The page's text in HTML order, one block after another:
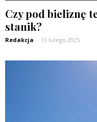
Czy pod bieliznę
stanik?
Redakcja - 13 lutego 2025